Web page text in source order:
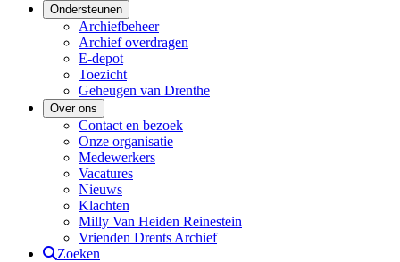
Ondersteunen
Archiefbeheer
Archief overdragen
E-depot
Toezicht
Geheugen van Drenthe
Over ons
Contact en bezoek
Onze organisatie
Medewerkers
Vacatures
Nieuws
Klachten
Milly Van Heiden Reinestein
Vrienden Drents Archief
Zoeken